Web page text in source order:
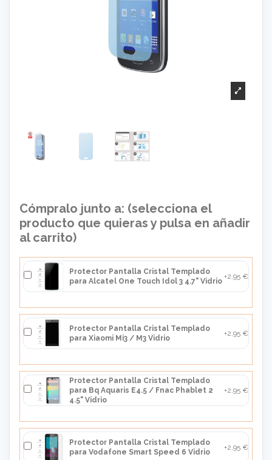
Cómpralo junto a: (selecciona el
producto que quieras y pulsa en añadir
al carrito)
Protector Pantalla Cristal Templado
para Alcatel One Touch Idol 3 4.7" Vidrio
+2,95 €
Protector Pantalla Cristal Templado
para Xiaomi Mi3 / M3 Vidrio
+2,95 €
Protector Pantalla Cristal Templado
para Bq Aquaris E4.5 / Fnac Phablet 2
4.5" Vidrio
+2,95 €
Protector Pantalla Cristal Templado
para Vodafone Smart Speed 6 Vidrio
+2,95 €